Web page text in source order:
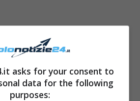
asks for your consent to
data for the following
purposes: